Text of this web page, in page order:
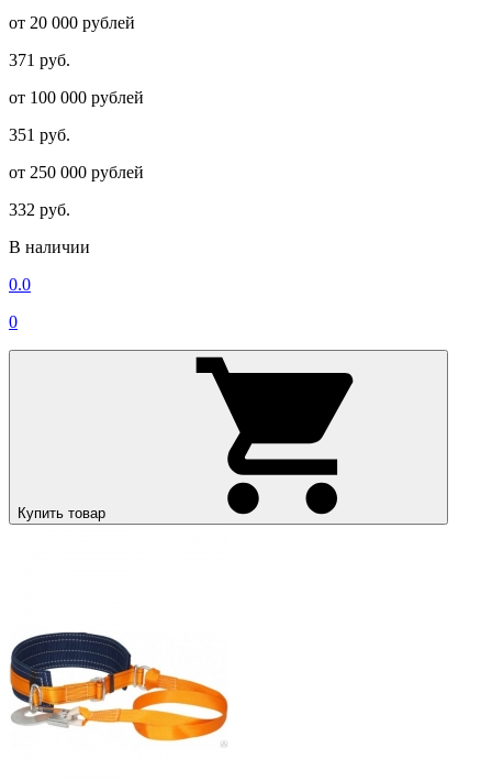
от 20 000 рублей
371 руб.
от 100 000 рублей
351 руб.
от 250 000 рублей
332 руб.
В наличии
0.0
0
Купить товар